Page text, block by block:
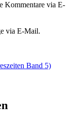
Kommentare via E-
via E-Mail.
Band 5)